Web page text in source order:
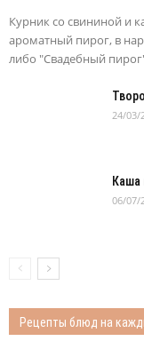
Курник со свининой и
ароматный пирог, в
либо "Свадебный
24/03/
Каша
06/07/
Рецепты блюд на